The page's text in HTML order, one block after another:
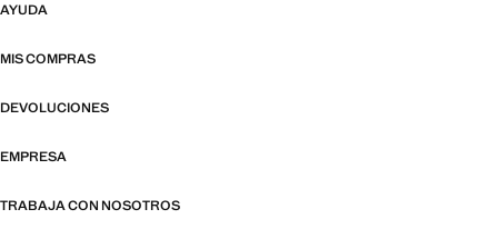
AYUDA
MIS COMPRAS
DEVOLUCIONES
EMPRESA
TRABAJA CON NOSOTROS